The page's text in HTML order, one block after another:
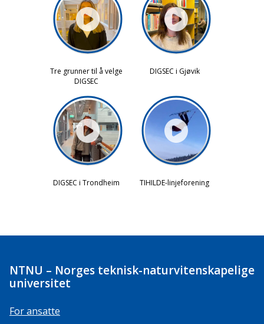
NTNU – Norges teknisk-naturvitenskapelige
universitet
For ansatte